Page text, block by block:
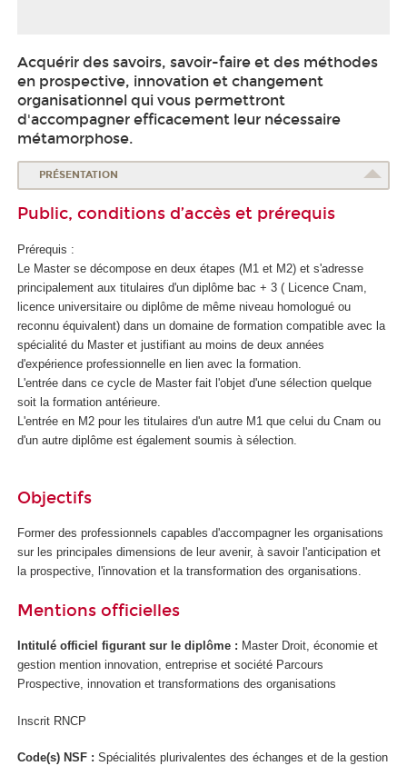
Acquérir des savoirs, savoir-faire et des méthodes
en prospective, innovation et changement
organisationnel qui vous permettront
d'accompagner efficacement leur nécessaire
métamorphose.
PRÉSENTATION
Public, conditions d’accès et prérequis
Prérequis :
Le Master se décompose en deux étapes (M1 et M2) et s'adresse
principalement aux titulaires d'un diplôme bac + 3 ( Licence Cnam,
licence universitaire ou diplôme de même niveau homologué ou
reconnu équivalent) dans un domaine de formation compatible avec la
spécialité du Master et justifiant au moins de deux années
d'expérience professionnelle en lien avec la formation.
L'entrée dans ce cycle de Master fait l'objet d'une sélection quelque
soit la formation antérieure.
L'entrée en M2 pour les titulaires d'un autre M1 que celui du Cnam ou
d'un autre diplôme est également soumis à sélection.
Objectifs
Former des professionnels capables d'accompagner les organisations
sur les principales dimensions de leur avenir, à savoir l'anticipation et
la prospective, l'innovation et la transformation des organisations.
Mentions officielles
Intitulé officiel figurant sur le diplôme : Master Droit, économie et
gestion mention innovation, entreprise et société Parcours
Prospective, innovation et transformations des organisations
Inscrit RNCP
Code(s) NSF : Spécialités plurivalentes des échanges et de la gestion